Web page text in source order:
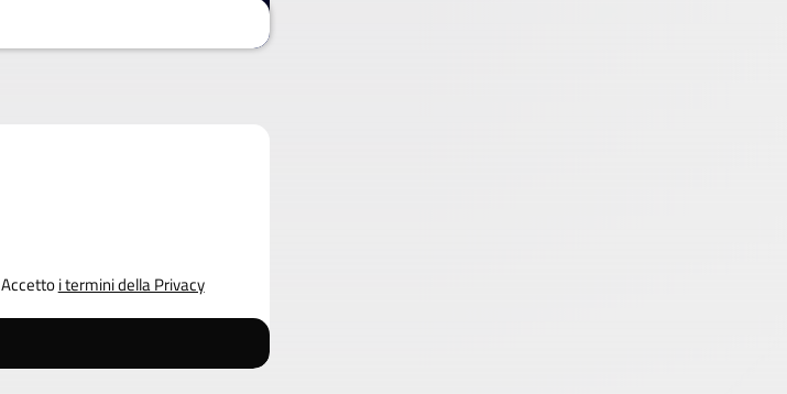
Accettoi termini della Privacy